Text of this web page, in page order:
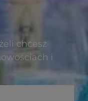
chcesz
i